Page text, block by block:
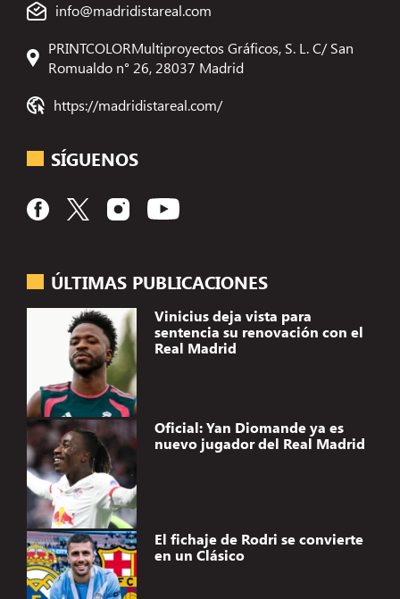
ÚLTIMAS PUBLICACIONES
Vinicius deja vista para
sentencia su renovación con el
Real Madrid
Oficial: Yan Diomande ya es
nuevo jugador del Real Madrid
El fichaje de Rodri se convierte
en un Clásico
info@madridistareal.com
PRINTCOLORMultiproyectos Gráficos, S. L. C/ San
Romualdo n° 26, 28037 Madrid
https://madridistareal.com/
SÍGUENOS